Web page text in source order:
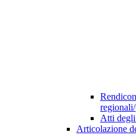
Atti
Articolazione